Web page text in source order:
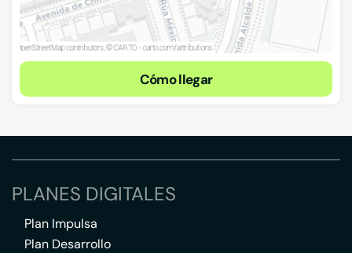
Cómo llegar
PLANES DIGITALES
Plan Impulsa
Plan Desarrollo